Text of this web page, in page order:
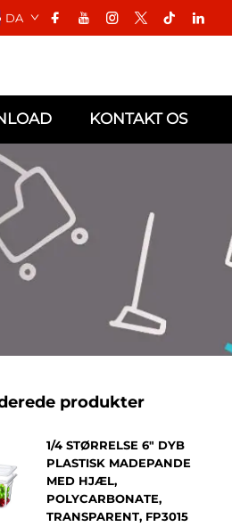
DA
KONTAKT OS
produkter
1/4 STØRRELSE 6" DYB
PLASTISK MADEPANDE
MED HJÆL,
POLYCARBONATE,
TRANSPARENT, FP3015